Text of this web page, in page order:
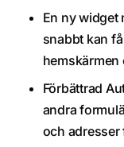
En ny widget
snabbt kan
hemskärmen
Förbättrad
andra
och adresser